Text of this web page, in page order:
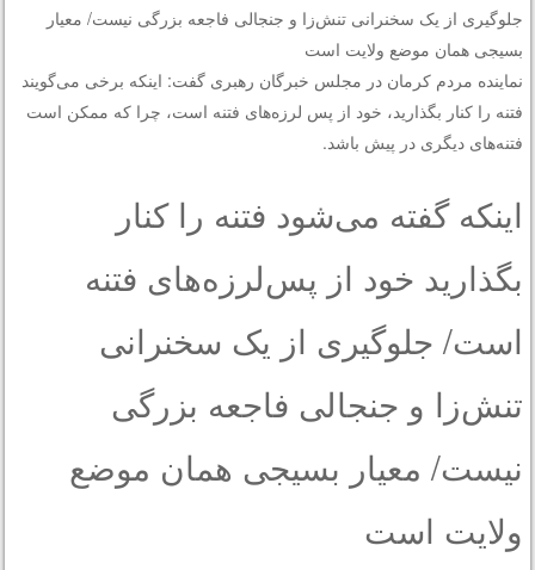
جلوگیری از یک سخنرانی تنش‌زا و جنجالی فاجعه بزرگی نیست/ معیار
بسیجی همان موضع ولایت است
نماینده مردم کرمان در مجلس خبرگان رهبری گفت: اینکه برخی می‌گویند
فتنه را کنار بگذارید، خود از پس لرزه‌های فتنه است، چرا که ممکن است
فتنه‌های دیگری در پیش باشد.
اینکه گفته می‌‌‌‌شود فتنه را کنار
بگذارید خود از پس‌‌‌لرزه‌های فتنه
است/ جلوگیری از یک سخنرانی
تنش‌زا و جنجالی فاجعه بزرگی
نیست/ معیار بسیجی همان موضع
ولایت است